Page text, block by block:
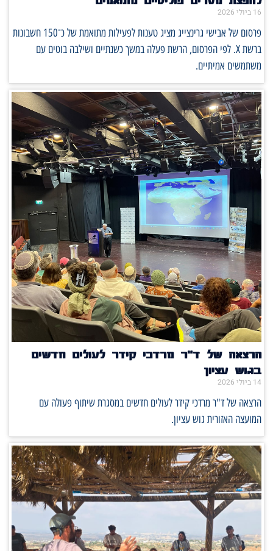
16 ביולי 2026
פרסום של אבישי גרינצייג מציג טענות לפעילות מתואמת של כ־150 חשבונות
ברשת X. לפי הפרסום, הרשת פעלה במשך כשנתיים ושילבה בוטים עם
משתמשים אמיתיים.
הרצאה של ד"ר מרדכי קידר לעולים חדשים
בגוש עציון
14 ביולי 2026
הרצאה של ד"ר מרדכי קידר לעולים חדשים במסגרת שיתוף פעולה עם
המועצה האזורית גוש עציון.